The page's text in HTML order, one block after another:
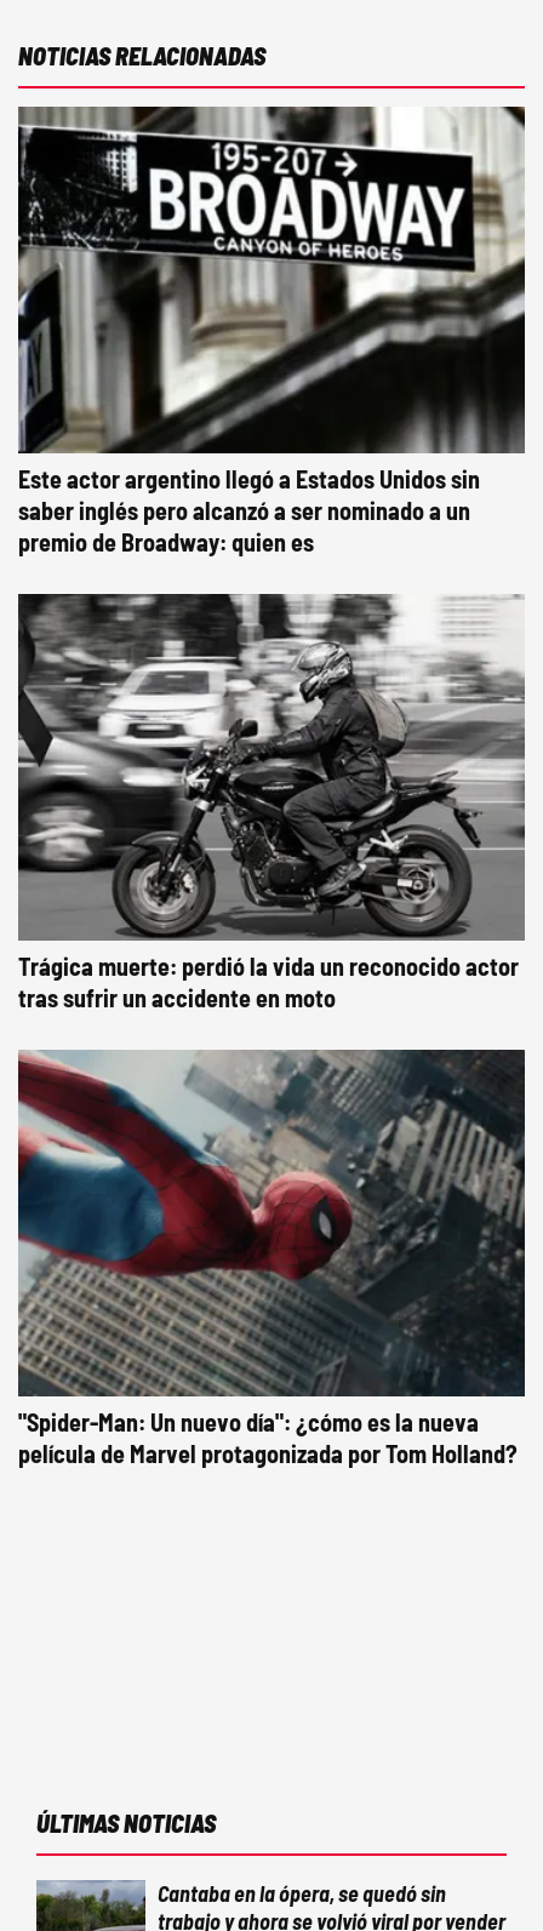
NOTICIAS RELACIONADAS
Este actor argentino llegó a Estados Unidos sin
saber inglés pero alcanzó a ser nominado a un
premio de Broadway: quien es
Trágica muerte: perdió la vida un reconocido actor
tras sufrir un accidente en moto
"Spider-Man: Un nuevo día": ¿cómo es la nueva
película de Marvel protagonizada por Tom Holland?
ÚLTIMAS NOTICIAS
Cantaba en la ópera, se quedó sin
trabajo y ahora se volvió viral por vender